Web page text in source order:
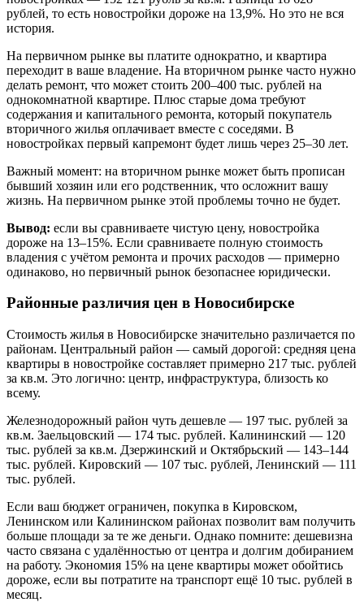
рублей, то есть новостройки дороже на 13,9%. Но это не вся
история.
На первичном рынке вы платите однократно, и квартира
переходит в ваше владение. На вторичном рынке часто нужно
делать ремонт, что может стоить 200–400 тыс. рублей на
однокомнатной квартире. Плюс старые дома требуют
содержания и капитального ремонта, который покупатель
вторичного жилья оплачивает вместе с соседями. В
новостройках первый капремонт будет лишь через 25–30 лет.
Важный момент: на вторичном рынке может быть прописан
бывший хозяин или его родственник, что осложнит вашу
жизнь. На первичном рынке этой проблемы точно не будет.
Вывод: если вы сравниваете чистую цену, новостройка
дороже на 13–15%. Если сравниваете полную стоимость
владения с учётом ремонта и прочих расходов — примерно
одинаково, но первичный рынок безопаснее юридически.
Районные различия цен в Новосибирске
Стоимость жилья в Новосибирске значительно различается по
районам. Центральный район — самый дорогой: средняя цена
квартиры в новостройке составляет примерно 217 тыс. рублей
за кв.м. Это логично: центр, инфраструктура, близость ко
всему.
Железнодорожный район чуть дешевле — 197 тыс. рублей за
кв.м. Заельцовский — 174 тыс. рублей. Калининский — 120
тыс. рублей за кв.м. Дзержинский и Октябрьский — 143–144
тыс. рублей. Кировский — 107 тыс. рублей, Ленинский — 111
тыс. рублей.
Если ваш бюджет ограничен, покупка в Кировском,
Ленинском или Калининском районах позволит вам получить
больше площади за те же деньги. Однако помните: дешевизна
часто связана с удалённостью от центра и долгим добиранием
на работу. Экономия 15% на цене квартиры может обойтись
дороже, если вы потратите на транспорт ещё 10 тыс. рублей в
месяц.